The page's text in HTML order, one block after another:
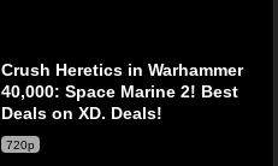
Crush Heretics in Warhammer
40,000: Space Marine 2! Best
Deals on XD. Deals!
720p